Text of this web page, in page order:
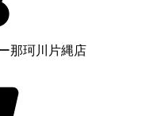
那珂川片縄店